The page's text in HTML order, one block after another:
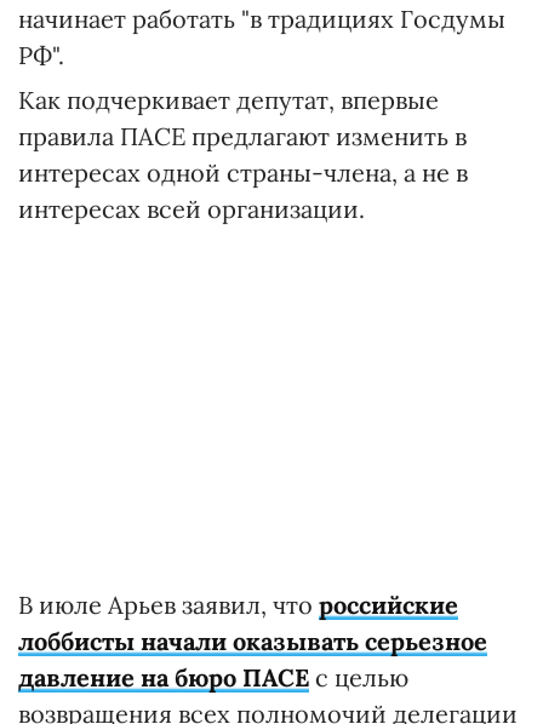
начинает работать "в традициях Госдумы
РФ".
Как подчеркивает депутат, впервые
правила ПАСЕ предлагают изменить в
интересах одной страны-члена, а не в
интересах всей организации.
В июле Арьев заявил, что российские
лоббисты начали оказывать серьезное
давление на бюро ПАСЕ с целью
возвращения всех полномочий делегации